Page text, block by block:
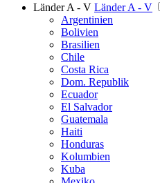
Länder A - V Länder A - V
Argentinien
Bolivien
Brasilien
Chile
Costa Rica
Dom. Republik
Ecuador
El Salvador
Guatemala
Haiti
Honduras
Kolumbien
Kuba